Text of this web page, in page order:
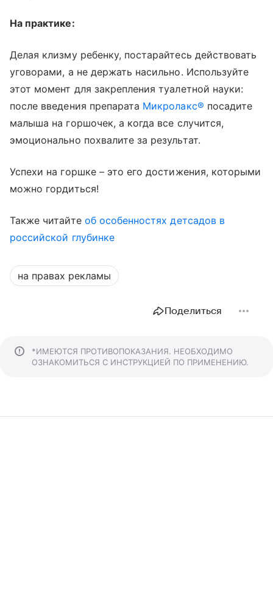
На практике:
Делая клизму ребенку, постарайтесь действовать
уговорами, а не держать насильно. Используйте
этот момент для закрепления туалетной науки:
после введения препарата Микролакс® посадите
малыша на горшочек, а когда все случится,
эмоционально похвалите за результат.
Успехи на горшке – это его достижения, которыми
можно гордиться!
Также читайте об особенностях детсадов в
российской глубинке
на правах рекламы
Поделиться
*ИМЕЮТСЯ ПРОТИВОПОКАЗАНИЯ. НЕОБХОДИМО
ОЗНАКОМИТЬСЯ С ИНСТРУКЦИЕЙ ПО ПРИМЕНЕНИЮ.